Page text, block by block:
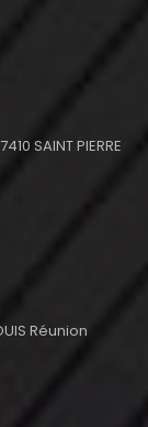
SAINT PIERRE
Réunion